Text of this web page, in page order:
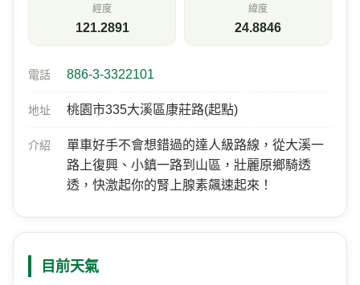
經度
121.2891
緯度
24.8846
電話 886-3-3322101
地址 桃園市335大溪區康莊路(起點)
介紹
單車好手不會想錯過的達人級路線，從大溪一
路上復興、小鎮一路到山區，壯麗原鄉騎透
透，快激起你的腎上腺素飆速起來！
目前天氣